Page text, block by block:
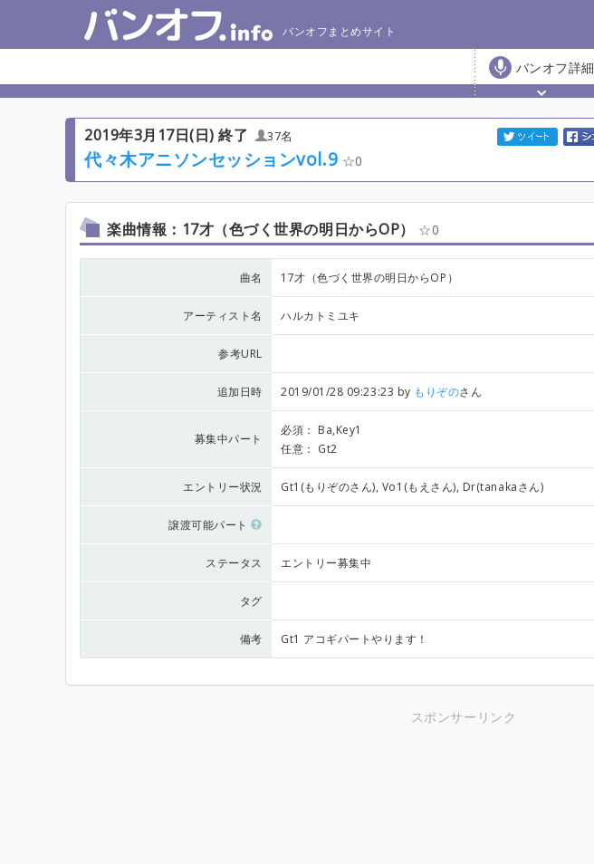
バンオフまとめサイト
バンオフ詳細
2019年3月17日(日) 終了 37名
代々木アニソンセッションvol.9 0
楽曲情報：17才（色づく世界の明日からOP） 0
曲名 17才（色づく世界の明日からOP）
アーティスト名 ハルカトミユキ
参考URL
追加日時 2019/01/28 09:23:23 by もりぞのさん
募集中パート
必須： Ba,Key1
任意： Gt2
エントリー状況 Gt1(もりぞのさん), Vo1(もえさん), Dr(tanakaさん)
譲渡可能パート
ステータス エントリー募集中
タグ
備考 Gt1 アコギパートやります！
スポンサーリンク